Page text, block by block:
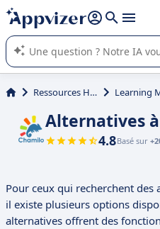
répondre (plusieurs lignes avec
L'IA de Appvizer vous guide dans
logiciel SaaS en entreprise.
Ressources Humaines (RH)
Alternatives
4.8Basé sur
Pour ceux qui recherchent
il existe plusieurs options
alternatives offrent des